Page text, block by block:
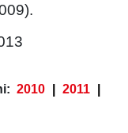
2010 2011